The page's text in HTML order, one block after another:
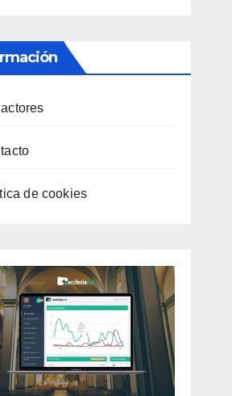
de cookies